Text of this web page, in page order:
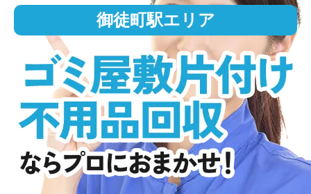
御徒町駅エリア